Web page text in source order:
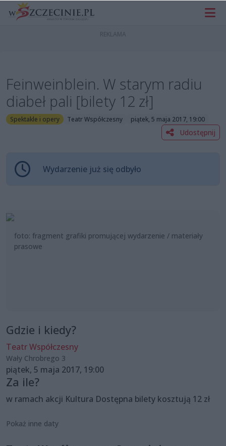
Feinweinblein. W starym radiu
diabeł pali [bilety 12 zł]
Spektakle i opery Teatr Współczesny piątek, 5 maja 2017, 19:00
Udostępnij
Wydarzenie już się odbyło
foto: fragment grafiki promującej wydarzenie / materiały
prasowe
Gdzie i kiedy?
Teatr Współczesny
Wały Chrobrego 3
piątek, 5 maja 2017, 19:00
Za ile?
w ramach akcji Kultura Dostępna bilety kosztują 12 zł
Pokaż inne daty